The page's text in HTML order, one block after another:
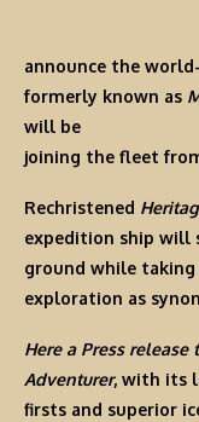
announce the
formerly known as
will be
joining the fleet
Rechristened
expedition ship will
ground while
exploration as
Here a Press
Adventurer, with its
firsts and superior